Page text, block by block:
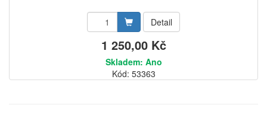
Detail
1 250,00 Kč
Skladem: Ano
Kód: 53363